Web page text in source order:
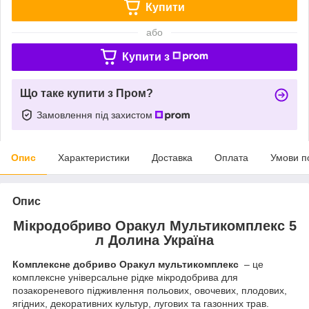
Купити
або
Купити з
Що таке купити з Пром?
Замовлення під захистом
Опис Характеристики Доставка Оплата Умови
Опис
Мікродобриво Оракул Мультикомплекс 5
л Долина Україна
Комплексне добриво Оракул мультикомплекс – це
комплексне універсальне рідке мікродобрива для
позакореневого підживлення польових, овочевих, плодових,
ягідних, декоративних культур, лугових та газонних трав.